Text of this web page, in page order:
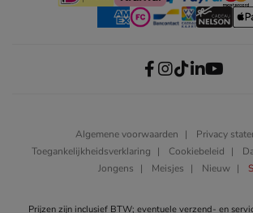
Algemene voorwaarden
Privacy
Toegankelijkheidsverklaring
Cookiebeleid
Jongens
Meisjes Nieuw
Prijzen zijn inclusief BTW; eventuele verzend- en